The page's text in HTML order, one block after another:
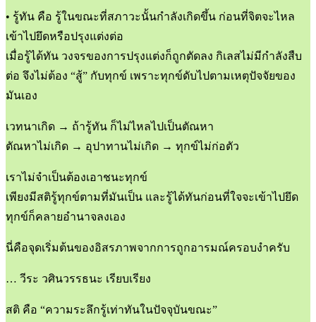
• รู้ทัน คือ รู้ในขณะที่สภาวะนั้นกำลังเกิดขึ้น ก่อนที่จิตจะไหล
เข้าไปยึดหรือปรุงแต่งต่อ
เมื่อรู้ได้ทัน วงจรของการปรุงแต่งก็ถูกตัดลง กิเลสไม่มีกำลังสืบ
ต่อ จึงไม่ต้อง “สู้” กับทุกข์ เพราะทุกข์ดับไปตามเหตุปัจจัยของ
มันเอง
เวทนาเกิด → ถ้ารู้ทัน ก็ไม่ไหลไปเป็นตัณหา
ตัณหาไม่เกิด → อุปาทานไม่เกิด → ทุกข์ไม่ก่อตัว
เราไม่จำเป็นต้องเอาชนะทุกข์
เพียงมีสติรู้ทุกข์ตามที่มันเป็น และรู้ได้ทันก่อนที่ใจจะเข้าไปยึด
ทุกข์ก็คลายอำนาจลงเอง
นี่คือจุดเริ่มต้นของอิสรภาพจากการถูกอารมณ์ครอบงำครับ
… วีระ วศินวรรธนะ เรียบเรียง
สติ คือ “ความระลึกรู้เท่าทันในปัจจุบันขณะ”